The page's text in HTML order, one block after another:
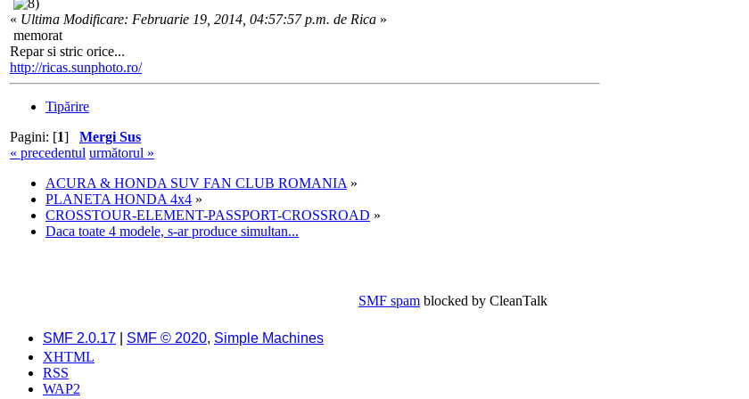
« Ultima Modificare: Februarie 19, 2014, 04:57:57 p.m. de Rica »
memorat
Repar si stric orice...
http://ricas.sunphoto.ro/
Tipărire
Pagini: [1] Mergi Sus
« precedentul următorul »
ACURA & HONDA SUV FAN CLUB ROMANIA »
PLANETA HONDA 4x4 »
CROSSTOUR-ELEMENT-PASSPORT-CROSSROAD »
Daca toate 4 modele, s-ar produce simultan...
SMF spam blocked by CleanTalk
SMF 2.0.17 SMF © 2020, Simple Machines
XHTML
RSS
WAP2